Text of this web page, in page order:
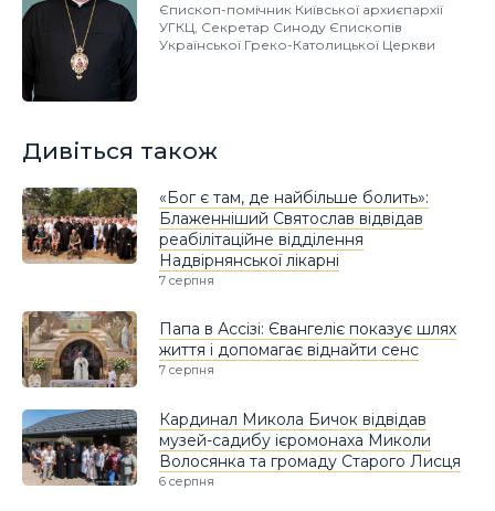
Єпископ-помічник Київської архиєпархії
УГКЦ, Секретар Синоду Єпископів
Української Греко-Католицької Церкви
Дивіться також
«Бог є там, де найбільше болить»:
Блаженніший Святослав відвідав
реабілітаційне відділення
Надвірнянської лікарні
7 серпня
Папа в Ассізі: Євангеліє показує шлях
життя і допомагає віднайти сенс
7 серпня
Кардинал Микола Бичок відвідав
музей-садибу ієромонаха Миколи
Волосянка та громаду Старого Лисця
6 серпня